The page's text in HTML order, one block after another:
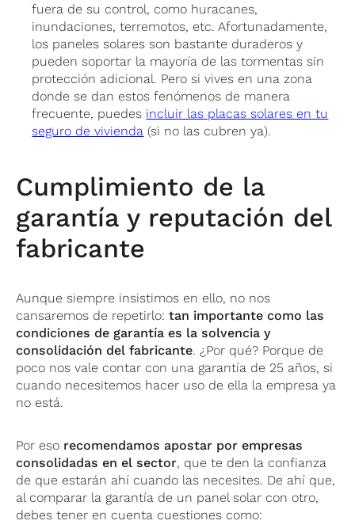
fuera de su control, como huracanes,
inundaciones, terremotos, etc. Afortunadamente,
los paneles solares son bastante duraderos y
pueden soportar la mayoría de las tormentas sin
protección adicional. Pero si vives en una zona
donde se dan estos fenómenos de manera
frecuente, puedes incluir las placas solares en tu
seguro de vivienda (si no las cubren ya).
Cumplimiento de la
garantía y reputación del
fabricante
Aunque siempre insistimos en ello, no nos
cansaremos de repetirlo:tan importante como las
condiciones de garantía es la solvencia y
consolidación del fabricante. ¿Por qué? Porque de
poco nos vale contar con una garantía de 25 años, si
cuando necesitemos hacer uso de ella la empresa ya
no está.
Por eso recomendamos apostar por empresas
consolidadas en el sector, que te den la confianza
de que estarán ahí cuando las necesites. De ahí que,
al comparar la garantía de un panel solar con otro,
debes tener en cuenta cuestiones como: